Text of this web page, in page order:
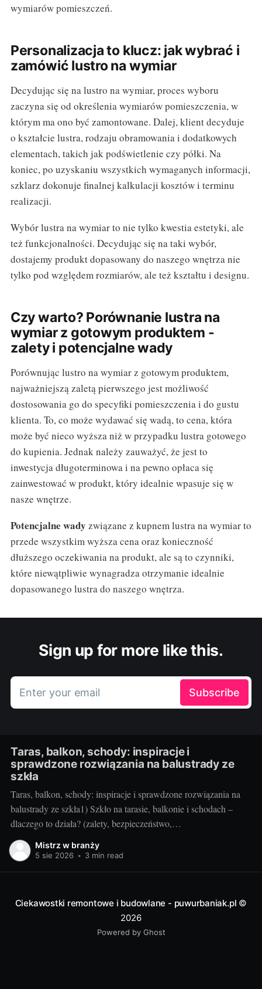
wymiarów pomieszczeń.
Personalizacja to klucz: jak wybrać i
zamówić lustro na wymiar
Decydując się na lustro na wymiar, proces wyboru
zaczyna się od określenia wymiarów pomieszczenia, w
którym ma ono być zamontowane. Dalej, klient decyduje
o kształcie lustra, rodzaju obramowania i dodatkowych
elementach, takich jak podświetlenie czy półki. Na
koniec, po uzyskaniu wszystkich wymaganych informacji,
szklarz dokonuje finalnej kalkulacji kosztów i terminu
realizacji.
Wybór lustra na wymiar to nie tylko kwestia estetyki, ale
też funkcjonalności. Decydując się na taki wybór,
dostajemy produkt dopasowany do naszego wnętrza nie
tylko pod względem rozmiarów, ale też kształtu i designu.
Czy warto? Porównanie lustra na
wymiar z gotowym produktem -
zalety i potencjalne wady
Porównując lustro na wymiar z gotowym produktem,
najważniejszą zaletą pierwszego jest możliwość
dostosowania go do specyfiki pomieszczenia i do gustu
klienta. To, co może wydawać się wadą, to cena, która
może być nieco wyższa niż w przypadku lustra gotowego
do kupienia. Jednak należy zauważyć, że jest to
inwestycja długoterminowa i na pewno opłaca się
zainwestować w produkt, który idealnie wpasuje się w
nasze wnętrze.
Potencjalne wady związane z kupnem lustra na wymiar to
przede wszystkim wyższa cena oraz konieczność
dłuższego oczekiwania na produkt, ale są to czynniki,
które niewątpliwie wynagradza otrzymanie idealnie
dopasowanego lustra do naszego wnętrza.
Sign up for more like this.
Enter your email Subscribe
Taras, balkon, schody: inspiracje i
sprawdzone rozwiązania na balustrady ze
szkła
Taras, balkon, schody: inspiracje i sprawdzone rozwiązania na
balustrady ze szkła1) Szkło na tarasie, balkonie i schodach –
dlaczego to działa? (zalety, bezpieczeństwo,
inspiracje)Balustrady szklane to przepis na lekką, jasną i
elegancką przestrzeń. Na tarasie i balkonie nie odcinają widoku,
Mistrz w branży
5 sie 2026 • 3 min read
Ciekawostki remontowe i budowlane - puwurbaniak.pl ©
2026
Powered by Ghost